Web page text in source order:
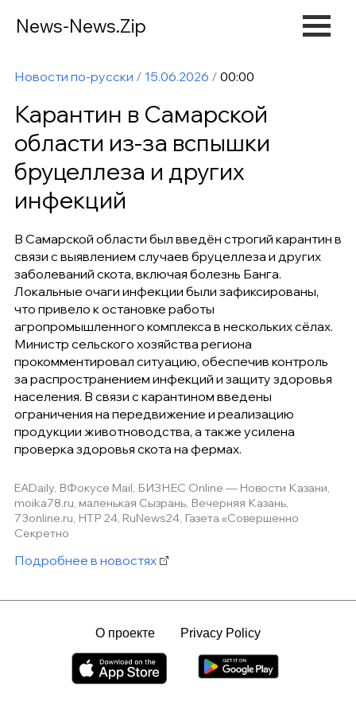
News-News.Zip
Новости по-русски / 15.06.2026 / 00:00
Карантин в Самарской
области из-за вспышки
бруцеллеза и других
инфекций
В Самарской области был введён строгий карантин в
связи с выявлением случаев бруцеллеза и других
заболеваний скота, включая болезнь Банга.
Локальные очаги инфекции были зафиксированы,
что привело к остановке работы
агропромышленного комплекса в нескольких сёлах.
Министр сельского хозяйства региона
прокомментировал ситуацию, обеспечив контроль
за распространением инфекций и защиту здоровья
населения. В связи с карантином введены
ограничения на передвижение и реализацию
продукции животноводства, а также усилена
проверка здоровья скота на фермах.
EADaily, ВФокусе Mail, БИЗНЕС Online — Новости Казани,
moika78.ru, маленькая Сызрань, Вечерняя Казань,
73online.ru, НТР 24, RuNews24, Газета «Совершенно
Секретно
Подробнее в новостях
О проекте Privacy Policy